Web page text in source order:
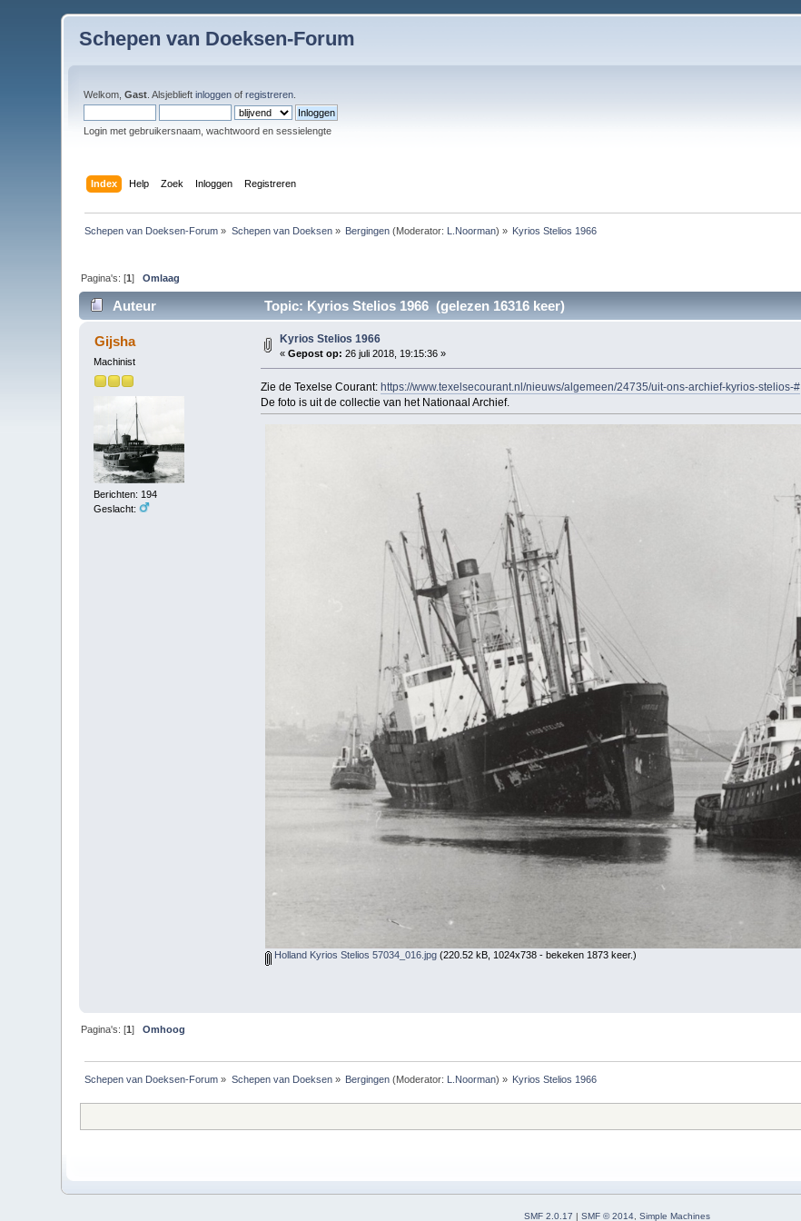
Schepen van Doeksen-Forum
Welkom,Gast . Alsjeblieftinloggen ofregistreren
Login met gebruikersnaam, wachtwoord en sessielengte
Index Help Zoek Inloggen Registreren
Schepen van Doeksen-Forum » Schepen van Doeksen» Bergingen (Moderator: L.Noorman) » Kyrios Stelios 1966
Pagina's: [1]Omlaag
Auteur Topic: Kyrios Stelios 1966 (gelezen 16316 keer)
Gijsha
Machinist
Berichten: 194
Geslacht:
Kyrios Stelios 1966
«Gepost op: 26 juli 2018, 19:15:36 »
Zie de Texelse Courant: https://www.texelsecourant.nl/nieuws/algemeen/24735/uit-ons-archief-kyrios-stelios-#
De foto is uit de collectie van het Nationaal Archief.
Holland Kyrios Stelios 57034_016.jpg (220.52 kB, 1024x738 - bekeken 1873 keer.)
Pagina's: [1]Omhoog
Schepen van Doeksen-Forum » Schepen van Doeksen» Bergingen (Moderator: L.Noorman) » Kyrios Stelios 1966
SMF 2.0.17 | SMF © 2014, Simple Machines